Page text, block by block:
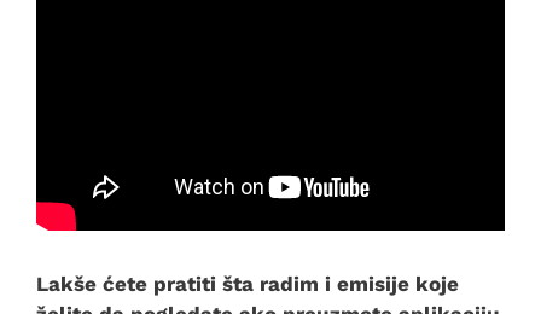
Lakše ćete pratiti šta radim i emisije koje